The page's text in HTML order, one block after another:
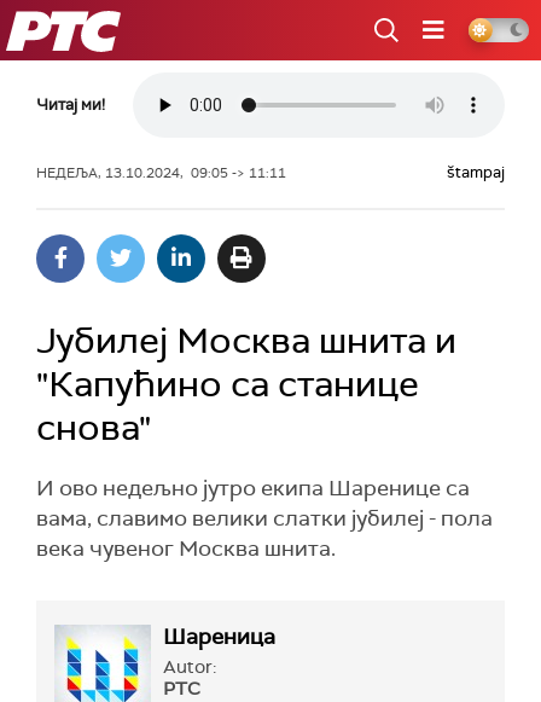
РТС
Читај ми!
НЕДЕЉА, 13.10.2024, 09:05 -> 11:11 štampaj
Јубилеј Москва шнита и
"Капућино са станице
снова"
И ово недељно јутро екипа Шаренице са
вама, славимо велики слатки јубилеј - пола
века чувеног Москва шнита.
Шареница
Autor:
РТС